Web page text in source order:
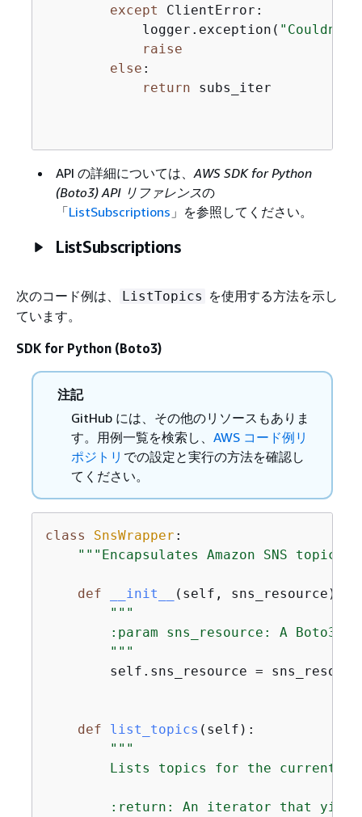
except ClientError:
            logger.exception(
"Couldn't
raise
else :
return subs_iter
API の詳細については、 AWS SDK for Python
(Boto3) API リファレンスの
「ListSubscriptions 」を参照してください。
ListSubscriptions
次のコード例は、 ListTopics を使用する方法を示し
ています。
SDK for Python (Boto3)
注記
GitHub には、その他のリソースもありま
す。用例一覧を検索し、 AWS コード例リ
ポジトリ での設定と実行の方法を確認し
てください。
class SnsWrapper :
"""Encapsulates Amazon SNS
def __init__ ( self, sns_resource ):
"""
:param sns_resource: A Boto3
        """
self.sns_resource =
def list_topics ( self ):
"""
Lists topics for the current
:return: An iterator that